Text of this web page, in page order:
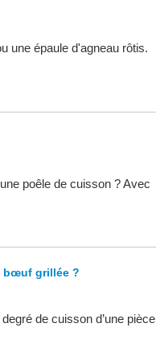
une épaule d'agneau rôtis.
poêle de cuisson ? Avec
bœuf grillée ?
de cuisson d’une pièce